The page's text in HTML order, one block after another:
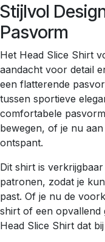
Stijlvol
Pasvorm
Het Head Slice Shirt
aandacht voor detail
een flatterende
tussen sportieve
comfortabele
bewegen, of je nu
ontspant.
Dit shirt is
patronen, zodat je
past. Of je nu de
shirt of een opvallend
Head Slice Shirt dat